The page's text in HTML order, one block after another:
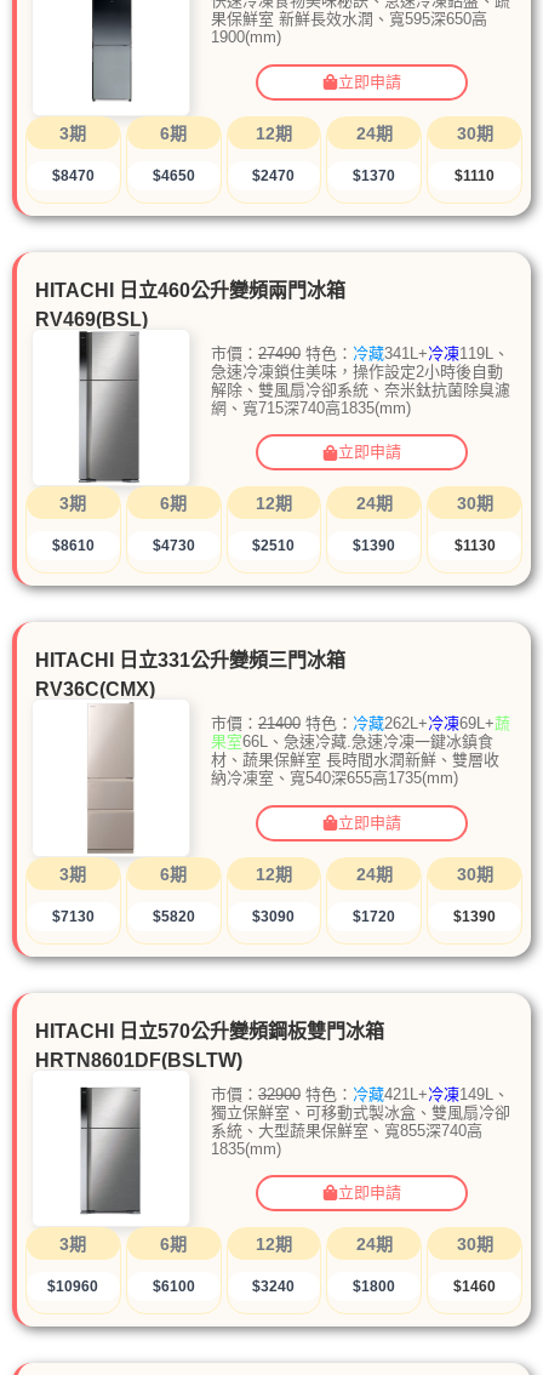
果保鮮室 新鮮長效水潤、寬595深650高
1900(mm)
立即申請
3期
$8470
6期
$4650
12期
$2470
24期
$1370
30期
$1110
HITACHI 日立460公升變頻兩門冰箱
RV469(BSL)
市價： 27490特色： 冷藏341L+冷凍119L、
急速冷凍鎖住美味，操作設定2小時後自動
解除、雙風扇冷卻系統、奈米鈦抗菌除臭濾
網、寬715深740高1835(mm)
立即申請
3期
$8610
6期
$4730
12期
$2510
24期
$1390
30期
$1130
HITACHI 日立331公升變頻三門冰箱
RV36C(CMX)
市價： 21400特色： 冷藏262L+冷凍69L+蔬
果室66L、急速冷藏.急速冷凍一鍵冰鎮食
材、蔬果保鮮室 長時間水潤新鮮、雙層收
納冷凍室、寬540深655高1735(mm)
立即申請
3期
$7130
6期
$5820
12期
$3090
24期
$1720
30期
$1390
HITACHI 日立570公升變頻鋼板雙門冰箱
HRTN8601DF(BSLTW)
市價： 32900特色： 冷藏421L+冷凍149L、
獨立保鮮室、可移動式製冰盒、雙風扇冷卻
系統、大型蔬果保鮮室、寬855深740高
1835(mm)
立即申請
3期
$10960
6期
$6100
12期
$3240
24期
$1800
30期
$1460